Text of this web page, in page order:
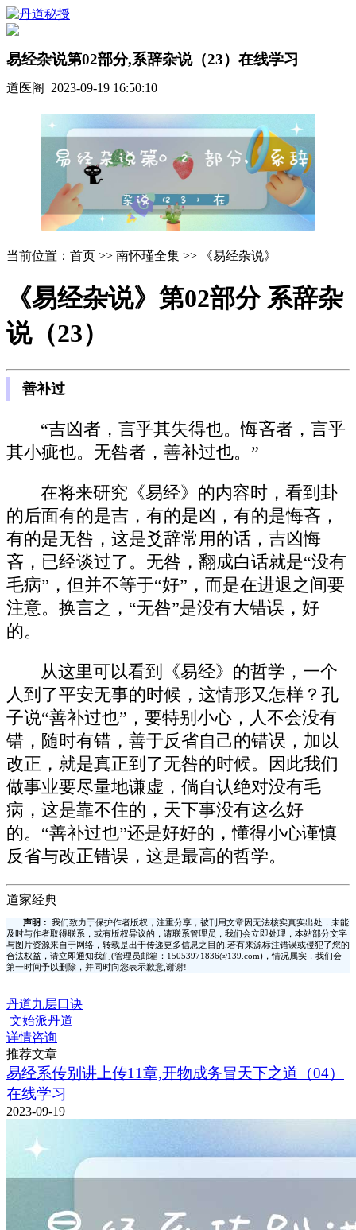
易经杂说第02部分,系辞杂说（23）在线学习
道医阁 2023-09-19 16:50:10
当前位置：首页 >> 南怀瑾全集 >> 《易经杂说》
《易经杂说》第02部分 系辞杂
说（23）
善补过
“吉凶者，言乎其失得也。悔吝者，言乎
其小疵也。无咎者，善补过也。”
在将来研究《易经》的内容时，看到卦
的后面有的是吉，有的是凶，有的是悔吝，
有的是无咎，这是爻辞常用的话，吉凶悔
吝，已经谈过了。无咎，翻成白话就是“没有
毛病”，但并不等于“好”，而是在进退之间要
注意。换言之，“无咎”是没有大错误，好
的。
从这里可以看到《易经》的哲学，一个
人到了平安无事的时候，这情形又怎样？孔
子说“善补过也”，要特别小心，人不会没有
错，随时有错，善于反省自己的错误，加以
改正，就是真正到了无咎的时候。因此我们
做事业要尽量地谦虚，倘自认绝对没有毛
病，这是靠不住的，天下事没有这么好
的。“善补过也”还是好好的，懂得小心谨慎
反省与改正错误，这是最高的哲学。
道家经典
声明：
我们致力于保护作者版权，注重分享，被刊用文章因无法核实真实出处，未能
及时与作者取得联系，或有版权异议的，请联系管理员，我们会立即处理，本站部分文字
与图片资源来自于网络，转载是出于传递更多信息之目的,若有来源标注错误或侵犯了您的
合法权益，请立即通知我们(管理员邮箱：15053971836@139.com)，情况属实，我们会
第一时间予以删除，并同时向您表示歉意,谢谢!
丹道九层口诀
文始派丹道
详情咨询
推荐文章
易经系传别讲上传11章,开物成务冒天下之道（04）
在线学习
2023-09-19